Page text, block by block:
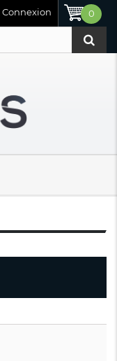
0
Connexion